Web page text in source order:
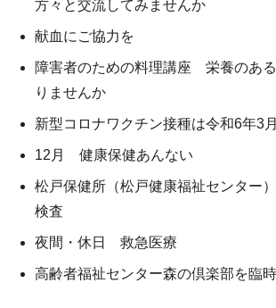
方々と交流してみませんか
献血にご協力を
障害者のための料理講座 栄養のあ
りませんか
新型コロナワクチン接種は令和6年3
12月 健康保健あんない
松戸保健所（松戸健康福祉センター
検査
夜間・休日 救急医療
高齢者福祉センター森の倶楽部を臨時